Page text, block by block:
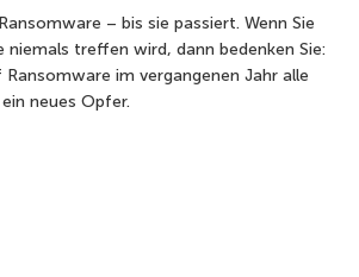
– bis sie passiert. Wenn Sie
niemals treffen wird, dann bedenken Sie:
im vergangenen Jahr alle
neues Opfer.